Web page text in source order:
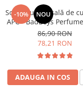
-10% NOU
Soluție universală de
APC - BadBoys
(1L)
86,90 RON
78,21 RON
ADAUGA IN COS